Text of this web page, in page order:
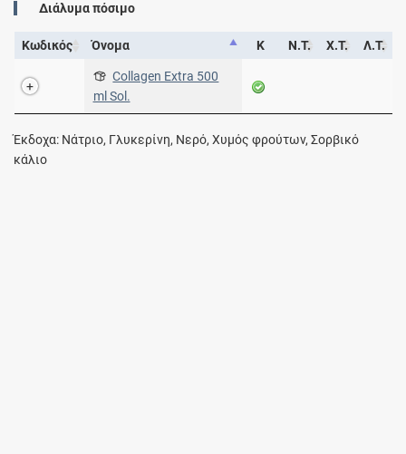
Διάλυμα πόσιμο
Κωδικός Όνομα Κ Ν.Τ. Χ.Τ. Λ.Τ.
Collagen Extra 500
ml Sol.
Έκδοχα: Νάτριο, Γλυκερίνη, Νερό, Χυμός φρούτων, Σορβικό
κάλιο